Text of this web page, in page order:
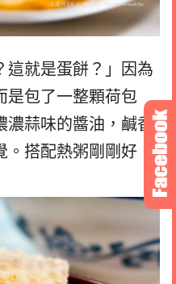
這就是蛋餅？」因為
是包了一整顆荷包
濃蒜味的醬油，鹹香
。搭配熱粥剛剛好，